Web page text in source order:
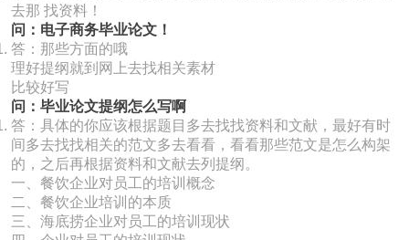
去那 找资料！
问：电子商务毕业论文！
答：那些方面的哦
理好提纲就到网上去找相关素材
比较好写
问：毕业论文提纲怎么写啊
答：具体的你应该根据题目多去找找资料和文献，最好有时
间多去找找相关的范文多去看看，看看那些范文是怎么构架
的，之后再根据资料和文献去列提纲。
一、餐饮企业对员工的培训概念
二、餐饮企业培训的本质
三、海底捞企业对员工的培训现状